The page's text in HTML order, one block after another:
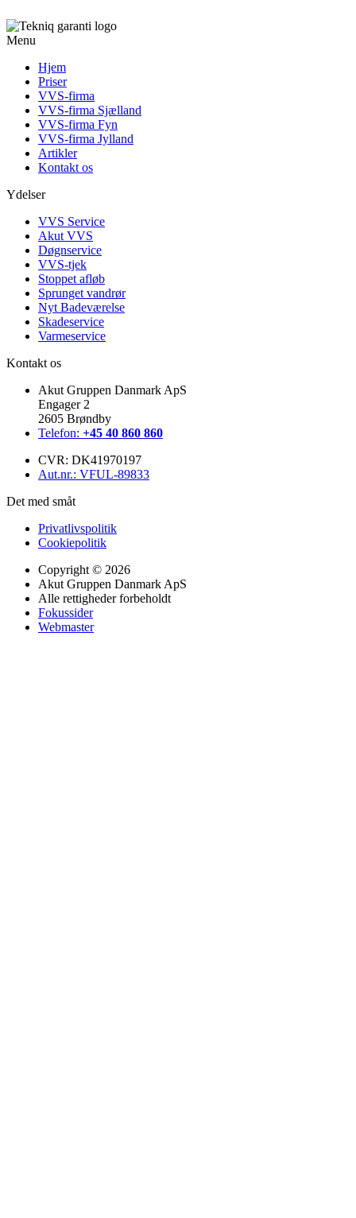
Menu
Hjem
Priser
VVS-firma
VVS-firma Sjælland
VVS-firma Fyn
VVS-firma Jylland
Artikler
Kontakt os
Ydelser
VVS Service
Akut VVS
Døgnservice
VVS-tjek
Stoppet afløb
Sprunget vandrør
Nyt Badeværelse
Skadeservice
Varmeservice
Kontakt os
Akut Gruppen Danmark ApS
Engager 2
2605 Brøndby
Telefon: +45 40 860 860
CVR: DK41970197
Aut.nr.: VFUL-89833
Det med småt
Privatlivspolitik
Cookiepolitik
Copyright © 2026
Akut Gruppen Danmark ApS
Alle rettigheder forbeholdt
Fokussider
Webmaster